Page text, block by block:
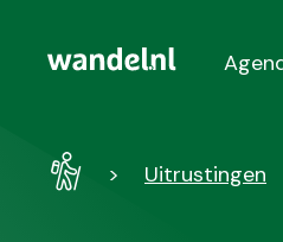
WandelUitrustingen